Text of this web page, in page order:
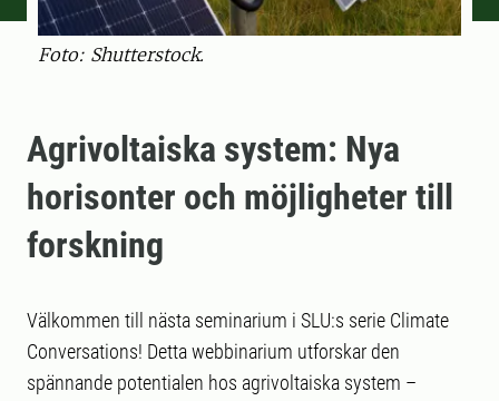
Foto: Shutterstock.
Agrivoltaiska system: Nya
horisonter och möjligheter till
forskning
Välkommen till nästa seminarium i SLU:s serie Climate
Conversations! Detta webbinarium utforskar den
spännande potentialen hos agrivoltaiska system –